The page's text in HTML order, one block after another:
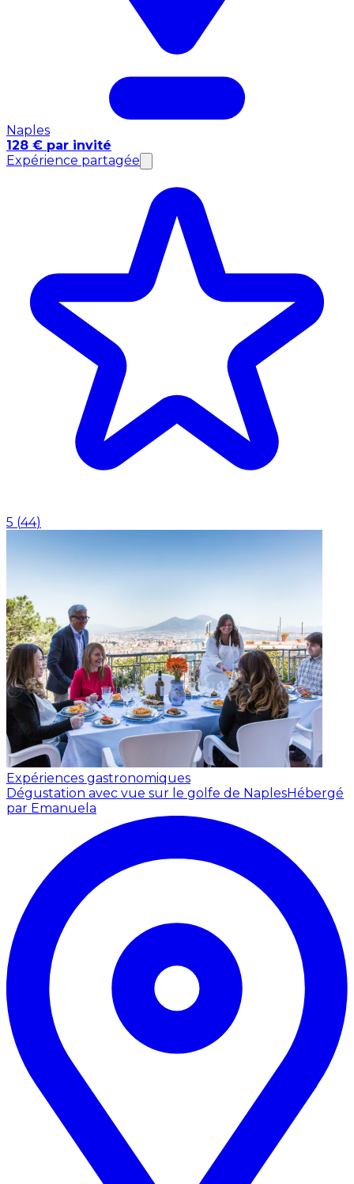
Naples
128 € par invité
Expérience partagée
5 (44)
Expériences gastronomiques
Dégustation avec vue sur le golfe de NaplesHébergé
par Emanuela